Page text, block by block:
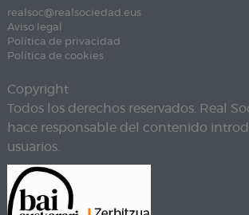
realsoc@realsociedad.eus
Aviso legal
Política de privacidad
Política de cookies
Copyright
Todos los derechos reservados. Real
hace responsable del contenido
usuarios.